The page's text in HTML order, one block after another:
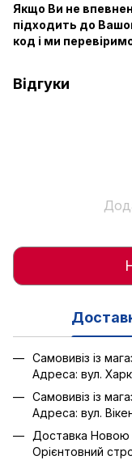
Якщо Ви не
підходить до
код і ми
Відгуки
Самовивіз із
Адреса: вул.
Самовивіз із
Адреса: вул.
Доставка Новою
Орієнтовний